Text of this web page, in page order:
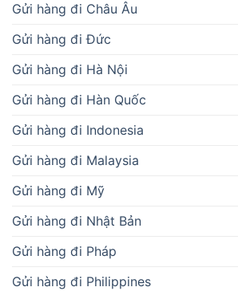
Gửi hàng đi Châu Âu
Gửi hàng đi Đức
Gửi hàng đi Hà Nội
Gửi hàng đi Hàn Quốc
Gửi hàng đi Indonesia
Gửi hàng đi Malaysia
Gửi hàng đi Mỹ
Gửi hàng đi Nhật Bản
Gửi hàng đi Pháp
Gửi hàng đi Philippines